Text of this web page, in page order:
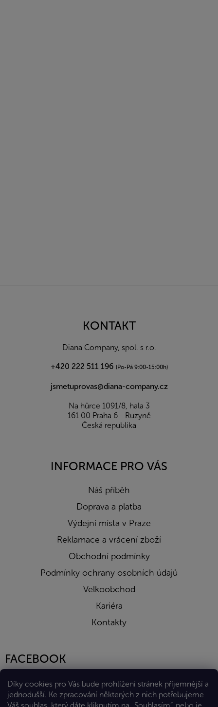
Díky cookies pro Vás bude prohlížení stránek příjemnější a
jednodušší. Ke zpracování některých z nich potřebujeme
KONTAKT
Diana Company, spol. s r.o.
+420 222 511 196 (Po-Pá 9:00-15:00h)
jsmetuprovas@diana-company.cz
Na hůrce 1091/8, hala 3
161 00 Praha 6 - Ruzyně
Česká republika
INFORMACE PRO VÁS
Náš příběh
Doprava a platba
Výdejní místa v Praze
Reklamace a vrácení zboží
Obchodní podmínky
Podmínky ochrany osobních údajů
Velkoobchod
Kariéra
Kontakty
FACEBOOK